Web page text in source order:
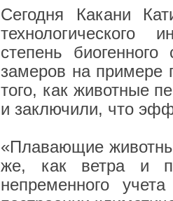
Сегодня Какани
технологического
степень
замеров на примере
того, как животные
и заключили, что
«Плавающие
же, как ветра и
непременного